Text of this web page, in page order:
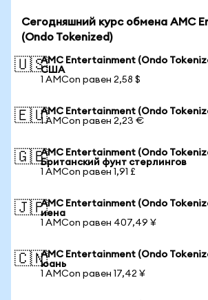
Сегодняшний курс обмена AMC
(Ondo Tokenized)
🇺🇸AMC Entertainment (Ondo
США
1 AMCon равен 2,58 $
🇪🇺AMC Entertainment (Ondo
1 AMCon равен 2,23 €
🇬🇧AMC Entertainment (Ondo
Британский фунт стерлингов
1 AMCon равен 1,91 £
🇯🇵AMC Entertainment (Ondo
иена
1 AMCon равен 407,49 ¥
🇨🇳AMC Entertainment (Ondo
юань
1 AMCon равен 17,42 ¥